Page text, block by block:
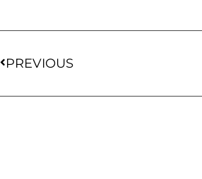
PREVIOUS